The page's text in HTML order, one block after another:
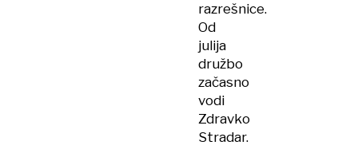
razrešnice.
Od
julija
družbo
začasno
vodi
Zdravko
Stradar.